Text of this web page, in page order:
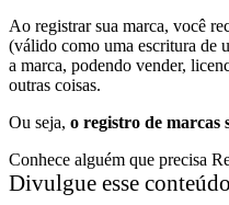
Ao registrar sua marca, você
(válido como uma escritura de
a marca, podendo vender,
outras coisas.
Ou seja, o registro de marcas
Conhece alguém que precisa
Divulgue esse